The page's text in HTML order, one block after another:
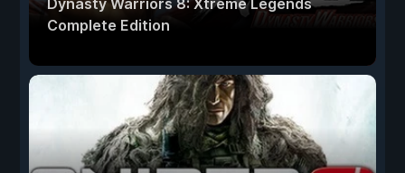
Dynasty Warriors 8: Xtreme Legends
Complete Edition